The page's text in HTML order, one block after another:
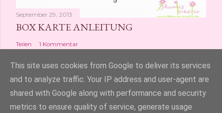
September 29, 2013
BOX KARTE ANLEITUNG
Teilen 1 Kommentar
Powered by Blogger
This site uses cookies from Google to deliver its services
and to analyze traffic. Your IP address and user-agent are
shared with Google along with performance and security
metrics to ensure quality of service, generate usage